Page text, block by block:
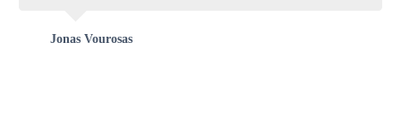
Jonas Vourosas